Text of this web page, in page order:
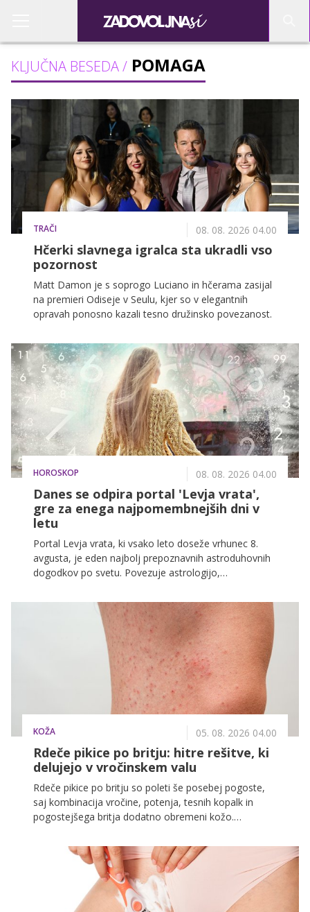
KLJUČNA BESEDA / POMAGA
TRAČI 08. 08. 2026 04.00
Hčerki slavnega igralca sta ukradli vso
pozornost
Matt Damon je s soprogo Luciano in hčerama zasijal
na premieri Odiseje v Seulu, kjer so v elegantnih
opravah ponosno kazali tesno družinsko povezanost.
HOROSKOP 08. 08. 2026 04.00
Danes se odpira portal 'Levja vrata',
gre za enega najpomembnejših dni v
letu
Portal Levja vrata, ki vsako leto doseže vrhunec 8.
avgusta, je eden najbolj prepoznavnih astroduhovnih
dogodkov po svetu. Povezuje astrologijo,
zato ga mnogi opisujejo kot čas intenzivne energije,
manifestacije in osebne rasti.
KOŽA 05. 08. 2026 04.00
Rdeče pikice po britju: hitre rešitve, ki
delujejo v vročinskem valu
Rdeče pikice po britju so poleti še posebej pogoste,
saj kombinacija vročine, potenja, tesnih kopalk in
pogostejšega britja dodatno obremeni kožo.
blago obliko vnetja foliklov, ki nastane, ko je koža po
britju razdražena, pore pa so zamašene z znojem, olji
ali ostanki izdelkov. Najpogosteje se pojavijo na bikini
predelu in pod pazduho, kjer je koža tanjša in bolj
občutljiva.